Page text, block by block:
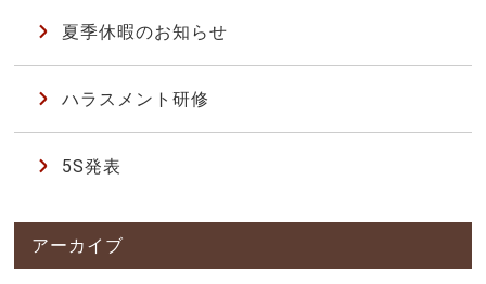
夏季休暇のお知らせ
ハラスメント研修
5S発表